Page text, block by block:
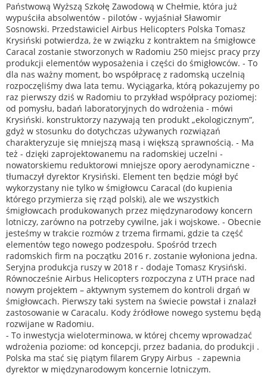
Państwową Wyższą Szkołę Zawodową w Chełmie, która już
wypuściła absolwentów - pilotów - wyjaśniał Sławomir
Sosnowski. Przedstawiciel Airbus Helicopters Polska Tomasz
Krysiński potwierdza, że w związku z kontraktem na śmigłowce
Caracal zostanie stworzonych w Radomiu 250 miejsc pracy przy
produkcji elementów wyposażenia i części do śmigłowców. - To
dla nas ważny moment, bo współpracę z radomską uczelnią
rozpoczęliśmy dwa lata temu. Wyciągarka, którą pokazujemy po
raz pierwszy dziś w Radomiu to przykład współpracy poziomej:
od pomysłu, badań laboratoryjnych do wdrożenia - mówi
Krysiński. konstruktorzy nazywają ten produkt „ekologicznym”,
gdyż w stosunku do dotychczas używanych rozwiązań
charakteryzuje się mniejszą masą i większą sprawnością. - Ma
też - dzięki zaprojektowanemu na radomskiej uczelni -
nowatorskiemu reduktorowi mniejsze opory aerodynamiczne -
tłumaczył dyrektor Krysiński. Element ten będzie mógł być
wykorzystany nie tylko w śmigłowcu Caracal (do kupienia
którego przymierza się rząd polski), ale we wszystkich
śmigłowcach produkowanych przez międzynarodowy koncern
lotniczy, zarówno na potrzeby cywilne, jak i wojskowe. - Obecnie
jesteśmy w trakcie rozmów z trzema firmami, gdzie ta część
elementów tego nowego podzespołu. Spośród trzech
radomskich firm na początku 2016 r. zostanie wyłoniona jedna.
Seryjna produkcja ruszy w 2018 r - dodaje Tomasz Krysiński.
Równocześnie Airbus Helicopters rozpoczyna z UTH prace nad
nowym projektem – aktywnym systemem do kontroli drgań w
śmigłowcach. Pierwszy taki system na świecie powstał i znalazł
zastosowanie w Caracalu. Kody źródłowe nowego systemu będą
rozwijane w Radomiu.
- To inwestycja wieloterminowa, w której chcemy wprowadzać
wdrożenia poziome: od koncepcji, przez badania, do produkcji .
Polska ma stać się piątym filarem Grypy Airbus - zapewnia
dyrektor w międzynarodowym koncernie lotniczym.